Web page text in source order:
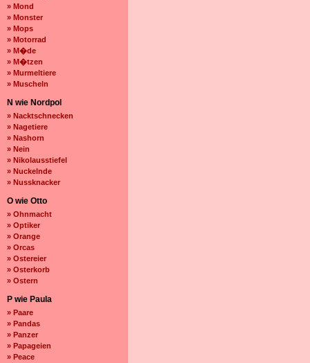
» Mond
» Monster
» Mops
» Motorrad
» M�de
» M�tzen
» Murmeltiere
» Muscheln
N wie Nordpol
» Nacktschnecken
» Nagetiere
» Nashorn
» Nein
» Nikolausstiefel
» Nuckelnde
» Nussknacker
O wie Otto
» Ohnmacht
» Optiker
» Orange
» Orcas
» Ostereier
» Osterkorb
» Ostern
P wie Paula
» Paare
» Pandas
» Panzer
» Papageien
» Peace